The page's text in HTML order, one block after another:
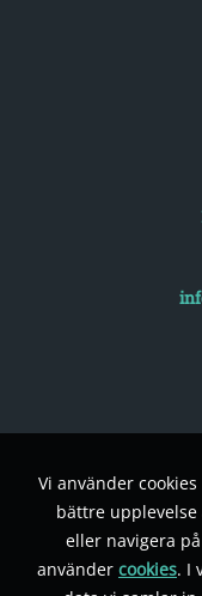
Vi använder cookies
bättre upplevelse
eller navigera
använder cookies. I